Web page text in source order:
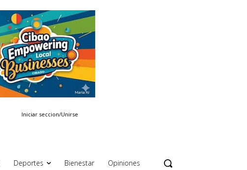
Iniciar seccion/Unirse
Deportes Bienestar Opiniones